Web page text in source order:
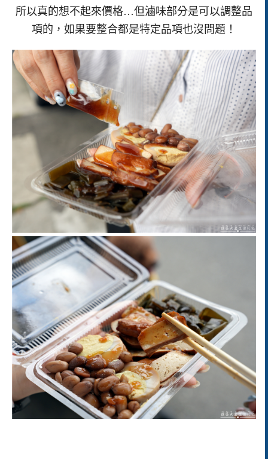
所以真的想不起來價格…但滷味部分是可以調整品
項的，如果要整合都是特定品項也沒問題！